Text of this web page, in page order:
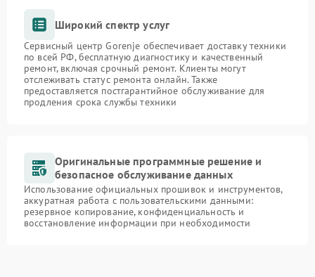
Широкий спектр услуг
Сервисный центр Gorenje обеспечивает доставку техники
по всей РФ, бесплатную диагностику и качественный
ремонт, включая срочный ремонт. Клиенты могут
отслеживать статус ремонта онлайн. Также
предоставляется постгарантийное обслуживание для
продления срока службы техники
Оригинальные программные решение и
безопасное обслуживание данных
Использование официальных прошивок и инструментов,
аккуратная работа с пользовательскими данными:
резервное копирование, конфиденциальность и
восстановление информации при необходимости